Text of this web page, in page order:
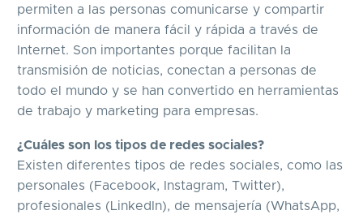
permiten a las personas comunicarse y compartir
información de manera fácil y rápida a través de
Internet. Son importantes porque facilitan la
transmisión de noticias, conectan a personas de
todo el mundo y se han convertido en herramientas
de trabajo y marketing para empresas.
¿Cuáles son los tipos de redes sociales?
Existen diferentes tipos de redes sociales, como las
personales (Facebook, Instagram, Twitter),
profesionales (LinkedIn), de mensajería (WhatsApp,